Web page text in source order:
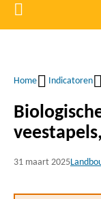
gaanvoor de
Home
Kruimelpad
Home Indicatoren
31 maart 2025